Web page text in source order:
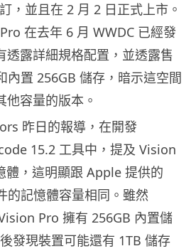
，並且在 2 月 2 日正式上市。
在去年 6 月 WWDC 已經發
透露詳細規格配置，並透露售
內置 256GB 儲存，暗示這空間
容量的版本。
昨日的報導，在開發
15.2 工具中，提及 Vision
體，這明顯跟 Apple 提供的
的記憶體容量相同。雖然
Pro 擁有 256GB 內置儲
發現裝置可能還有 1TB 儲存